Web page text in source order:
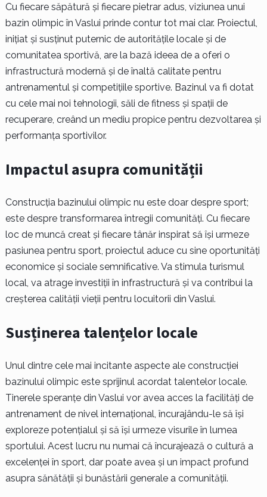
Cu fiecare săpătură și fiecare pietrar adus, viziunea unui
bazin olimpic în Vaslui prinde contur tot mai clar. Proiectul,
inițiat și susținut puternic de autoritățile locale și de
comunitatea sportivă, are la bază ideea de a oferi o
infrastructură modernă și de înaltă calitate pentru
antrenamentul și competițiile sportive. Bazinul va fi dotat
cu cele mai noi tehnologii, săli de fitness și spații de
recuperare, creând un mediu propice pentru dezvoltarea și
performanța sportivilor.
Impactul asupra comunității
Construcția bazinului olimpic nu este doar despre sport;
este despre transformarea întregii comunități. Cu fiecare
loc de muncă creat și fiecare tânăr inspirat să își urmeze
pasiunea pentru sport, proiectul aduce cu sine oportunități
economice și sociale semnificative. Va stimula turismul
local, va atrage investiții în infrastructură și va contribui la
creșterea calității vieții pentru locuitorii din Vaslui.
Susținerea talențelor locale
Unul dintre cele mai incitante aspecte ale construcției
bazinului olimpic este sprijinul acordat talentelor locale.
Tinerele speranțe din Vaslui vor avea acces la facilități de
antrenament de nivel internațional, încurajându-le să își
exploreze potențialul și să își urmeze visurile în lumea
sportului. Acest lucru nu numai că încurajează o cultură a
excelenței în sport, dar poate avea și un impact profund
asupra sănătății și bunăstării generale a comunității.